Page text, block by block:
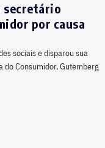
secretário
por causa
sociais e disparou sua
Consumidor, Gutemberg